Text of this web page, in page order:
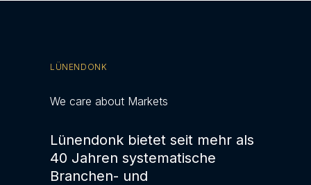
LÜNENDONK
We care about Markets
Lünendonk bietet seit mehr als
40 Jahren systematische
Branchen- und